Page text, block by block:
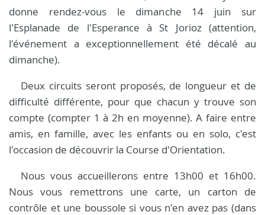
donne rendez-vous le dimanche 14 juin sur
l'Esplanade de l'Esperance à St Jorioz (attention,
l'événement a exceptionnellement été décalé au
dimanche).
Deux circuits seront proposés, de longueur et de
difficulté différente, pour que chacun y trouve son
compte (compter 1 à 2h en moyenne). A faire entre
amis, en famille, avec les enfants ou en solo, c'est
l'occasion de découvrir la Course d'Orientation.
Nous vous accueillerons entre 13h00 et 16h00.
Nous vous remettrons une carte, un carton de
contrôle et une boussole si vous n'en avez pas (dans